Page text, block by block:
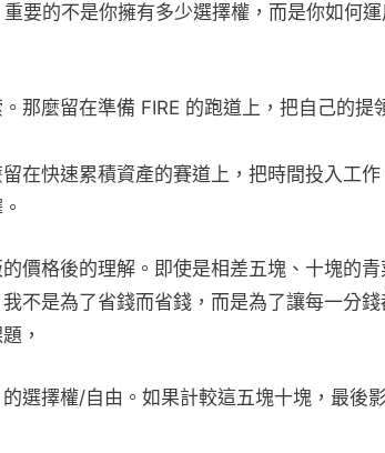
要的不是你擁有多少選擇權，而是你如何
那麼留在準備 FIRE 的跑道上，把自己的提
在快速累積資產的賽道上，把時間投入工作
價格後的理解。即使是相差五塊、十塊的
不是為了省錢而省錢，而是為了讓每一分錢
，
選擇權/自由。如果計較這五塊十塊，最後